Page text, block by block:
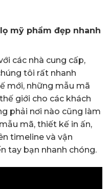
mỹ phẩm đẹp nhanh
các nhà cung cấp,
tôi rất nhanh
mới, những mẫu mã
giới cho các khách
phải nơi nào cũng làm
mã, thiết kế in ấn,
timeline và vận
tay bạn nhanh chóng.